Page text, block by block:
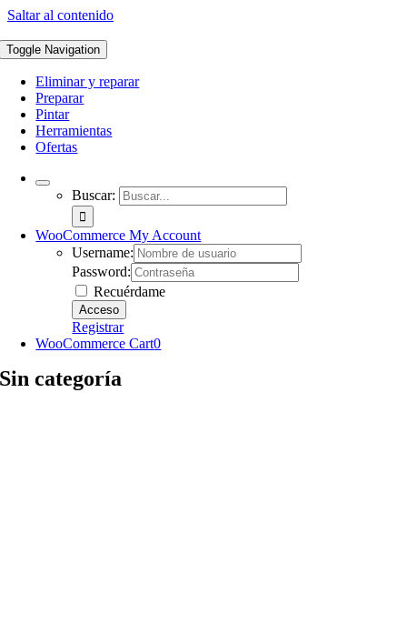
Saltar al contenido
Toggle Navigation
Eliminar y reparar
Preparar
Pintar
Herramientas
Ofertas
Buscar:
WooCommerce My Account
Username:
Password:
Recuérdame
Registrar
WooCommerce Cart0
Sin categoría